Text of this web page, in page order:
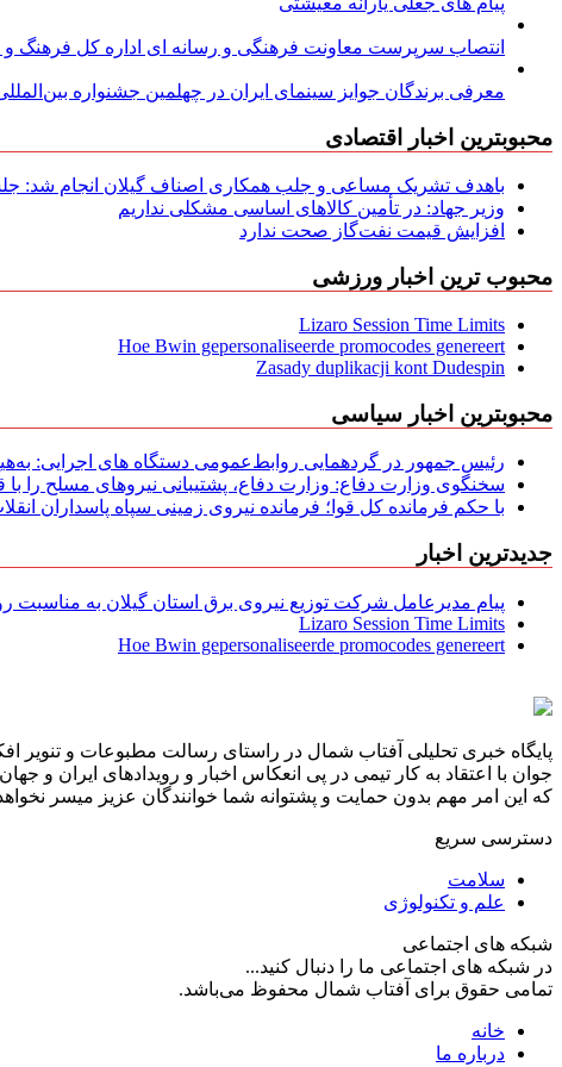
انتصاب سرپرست معاونت فرهنگی و رسانه ای اداره کل فرهنگ و
معرفی برندگان جوایز سینمای ایران در چهلمین جشنواره
محبوبترین اخبار اقتصادی
باهدف تشریک مساعی و جلب همکاری اصناف گیلان انجام شد:
وزیر جهاد: در تأمین کالاهای اساسی مشکلی نداریم
افزایش قیمت نفت‌گاز صحت ندارد
محبوب ترین اخبار ورزشی
Lizaro Session Time Limits
Hoe Bwin gepersonaliseerde promocodes genereert
Zasady duplikacji kont Dudespin
محبوبترین اخبار سیاسی
رئیس جمهور در گردهمایی روابط‌عمومی دستگاه های اجرایی:
سخنگوی وزارت دفاع: وزارت دفاع، پشتیبانی نیرو‌های مسلح را
با حکم فرمانده کل قوا؛ فرمانده نیروی زمینی سپاه پاسداران
جدیدترین اخبار
پیام مدیرعامل شركت توزیع نیروی برق استان گیلان به مناسبت
Lizaro Session Time Limits
Hoe Bwin gepersonaliseerde promocodes genereert
پایگاه خبری تحلیلی آفتاب شمال در راستای رسالت مطبوعات و تنویر
جوان با اعتقاد به کار تیمی در پی انعکاس اخبار و رویدادهای ایران و
که این امر مهم بدون حمایت و پشتوانه شما خوانندگان عزیز میسر
دسترسی سریع
سلامت
علم و تکنولوژی
شبکه های اجتماعی
در شبکه های اجتماعی ما را دنبال کنید...
تمامی حقوق برای آفتاب شمال محفوظ می‌باشد.
خانه
درباره ما